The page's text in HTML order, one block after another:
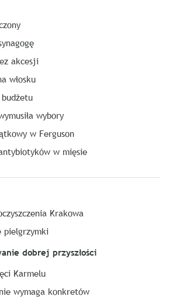
akcesji
włosku
wybory
w Ferguson
w mięsie
Krakowa
pielgrzymki
dobrej przyszłości
Karmelu
wymaga konkretów